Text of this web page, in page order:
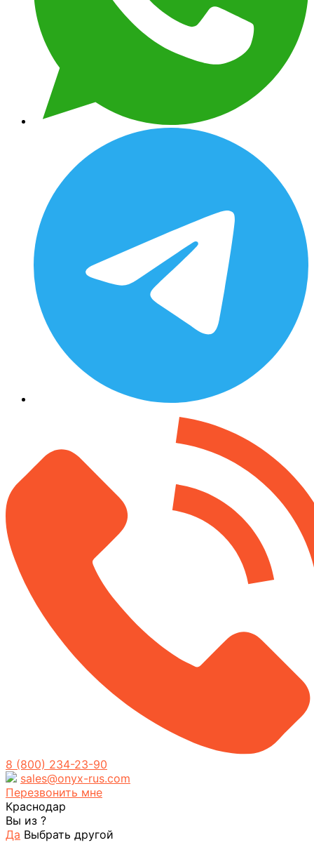
8 (800) 234-23-90
sales@onyx-rus.com
Перезвонить мне
Краснодар
Вы из ?
Да Выбрать другой